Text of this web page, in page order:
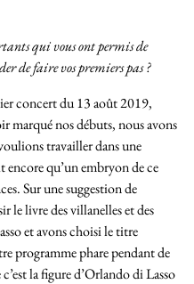
qui vous ont permis de
de faire vos premiers pas ?
concert du 13 août 2019,
marqué nos débuts, nous avons
travailler dans une
encore qu’un embryon de ce
Sur une suggestion de
le livre des villanelles et des
et avons choisi le titre
programme phare pendant de
la figure d’Orlando di Lasso